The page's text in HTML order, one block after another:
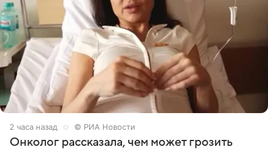
2 часа назад © РИА Новости
Онколог рассказала, чем может грозить